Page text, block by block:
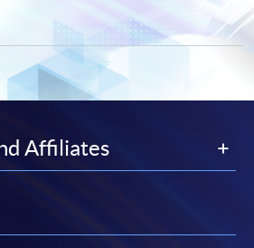
上服務，在學學員亦可以「微
Pay) 、「支付寶」(Online
(FPS) 繳付學費。
網上報名表格。
Affiliates